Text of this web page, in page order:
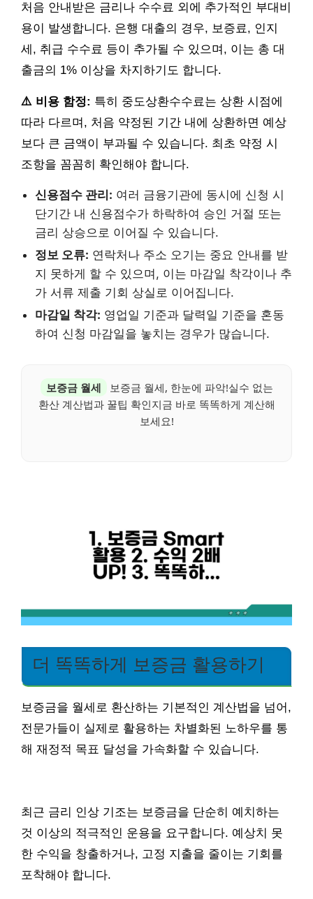
처음 안내받은 금리나 수수료 외에 추가적인 부대비
용이 발생합니다. 은행 대출의 경우, 보증료, 인지
세, 취급 수수료 등이 추가될 수 있으며, 이는 총 대
출금의 1% 이상을 차지하기도 합니다.
⚠️ 비용 함정: 특히 중도상환수수료는 상환 시점에
따라 다르며, 처음 약정된 기간 내에 상환하면 예상
보다 큰 금액이 부과될 수 있습니다. 최초 약정 시
조항을 꼼꼼히 확인해야 합니다.
신용점수 관리: 여러 금융기관에 동시에 신청 시
단기간 내 신용점수가 하락하여 승인 거절 또는
금리 상승으로 이어질 수 있습니다.
정보 오류: 연락처나 주소 오기는 중요 안내를 받
지 못하게 할 수 있으며, 이는 마감일 착각이나 추
가 서류 제출 기회 상실로 이어집니다.
마감일 착각: 영업일 기준과 달력일 기준을 혼동
하여 신청 마감일을 놓치는 경우가 많습니다.
보증금 월세
보증금 월세, 한눈에 파악!실수 없는
환산 계산법과 꿀팁 확인지금 바로 똑똑하게 계산해
보세요!
더 똑똑하게 보증금 활용하기
보증금을 월세로 환산하는 기본적인 계산법을 넘어,
전문가들이 실제로 활용하는 차별화된 노하우를 통
해 재정적 목표 달성을 가속화할 수 있습니다.
최근 금리 인상 기조는 보증금을 단순히 예치하는
것 이상의 적극적인 운용을 요구합니다. 예상치 못
한 수익을 창출하거나, 고정 지출을 줄이는 기회를
포착해야 합니다.